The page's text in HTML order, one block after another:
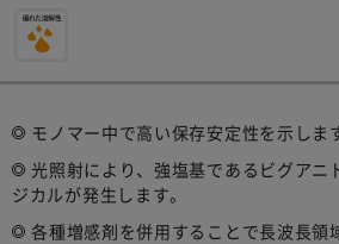
モノマー中で高い保存安定性を示しま
光照射により、強塩基であるビグアニ
ジカルが発生します。
各種増感剤を併用することで長波長領